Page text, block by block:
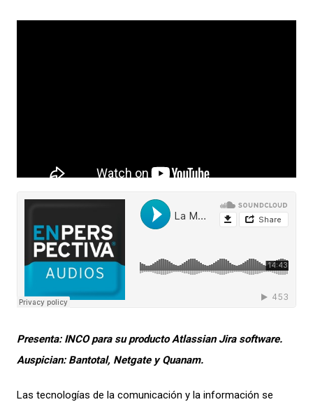
Presenta: INCO para su producto Atlassian Jira software.
Auspician: Bantotal, Netgate y Quanam.
Las tecnologías de la comunicación y la información se